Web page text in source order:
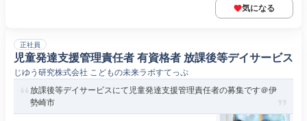
気になる
正社員
児童発達支援管理責任者 有資格者 放課後等デイサービス
じゆう研究株式会社 こどもの未来ラボすてっぷ
放課後等デイサービスにて児童発達支援管理責任者の募集です＠伊
勢崎市